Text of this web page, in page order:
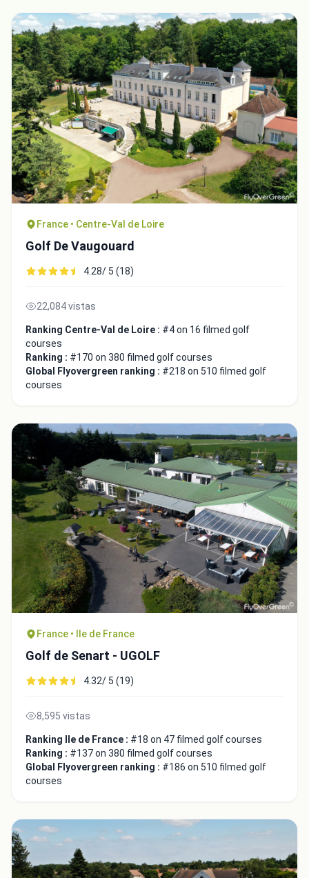
France • Centre-Val de Loire
Golf De Vaugouard
4.28/ 5 (18)
22,084 vistas
Ranking Centre-Val de Loire : #4 on 16 filmed golf
courses
Ranking : #170 on 380 filmed golf courses
Global Flyovergreen ranking : #218 on 510 filmed golf
courses
France • Ile de France
Golf de Senart - UGOLF
4.32/ 5 (19)
8,595 vistas
Ranking Ile de France : #18 on 47 filmed golf courses
Ranking : #137 on 380 filmed golf courses
Global Flyovergreen ranking : #186 on 510 filmed golf
courses
Integrate video